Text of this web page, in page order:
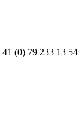
(0) 79 233 13 54